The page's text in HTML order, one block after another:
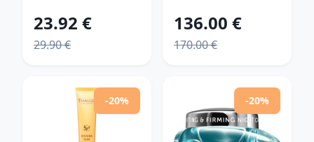
starostlivosť
pre
jemných
vrások a
kontúr 15 ml
23.92 €
29.90 €
krém pre
všetky typy
136.00 €
170.00 €
-20% -20%